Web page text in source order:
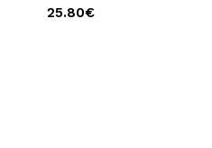
25.80€